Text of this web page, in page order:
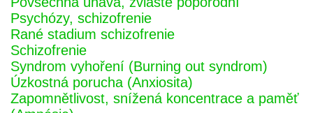
Psychózy, schizofrenie
Rané stadium schizofrenie
Schizofrenie
Syndrom vyhoření (Burning out syndrom)
Úzkostná porucha (Anxiosita)
Zapomnětlivost, snížená koncentrace a paměť